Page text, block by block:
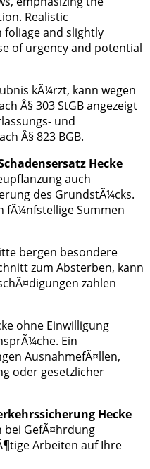
kÃ¼rzt, kann wegen
Â§ 303 StGB angezeigt
und
Â§ 823 BGB.
Hecke
auch
des GrundstÃ¼cks.
fÃ¼nfstellige Summen
bergen besondere
zum Absterben, kann
zahlen
ohne Einwilligung
Ein
AusnahmefÃ¤llen,
oder gesetzlicher
Hecke
bei GefÃ¤hrdung
Arbeiten auf Ihre